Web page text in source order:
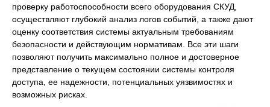
проверку работоспособности всего оборудования СКУД,
осуществляют глубокий анализ логов событий, а также дают
оценку соответствия системы актуальным требованиям
безопасности и действующим нормативам. Все эти шаги
позволяют получить максимально полное и достоверное
представление о текущем состоянии системы контроля
доступа, ее надежности, потенциальных уязвимостях и
возможных рисках.